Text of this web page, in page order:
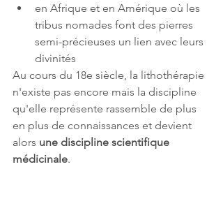
en Afrique et en Amérique où les
tribus nomades font des pierres
semi-précieuses un lien avec leurs
divinités
Au cours du 18e siècle, la lithothérapie
n'existe pas encore mais la discipline
qu'elle représente rassemble de plus
en plus de connaissances et devient
alors une discipline scientifique
médicinale.